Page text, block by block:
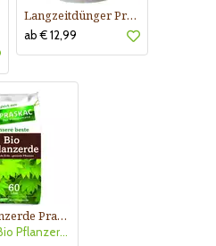
Langzeitdünger Praskac
ab € 12,99
Bio Pflanzerde Praskac
Praskac Bio Pflanzerde